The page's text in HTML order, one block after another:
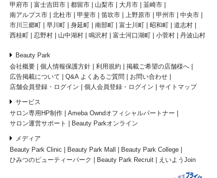
甲府市
富士吉田市 都留市 山梨市 大月市
韮崎市
南アルプス市
北杜市 甲斐市 笛吹市 上野原市 甲州市
中央市
市川三郷町
早川町 身延町 南部町 富士川町 昭和町
道志村
西桂町
忍野村 山中湖村 鳴沢村 富士河口湖町 小菅村 丹波山村
Beauty Park
会社概要
個人情報保護方針 利用規約
掲載ご希望の店舗様へ
広告掲載について
Q&A よくあるご質問
お問い合わせ
店舗会員登録・ログイン
個人会員登録・ログイン サイトマップ
サービス
サロン専用HP制作
Ameba Owndオフィシャルパートナー
サロン運営サポート
Beauty Parkオンライン
メディア
Beauty Park Clinic
Beauty Park Mall
Beauty Park College
ひみつのビューティーパーク
Beauty Park Recruit えいようJoin